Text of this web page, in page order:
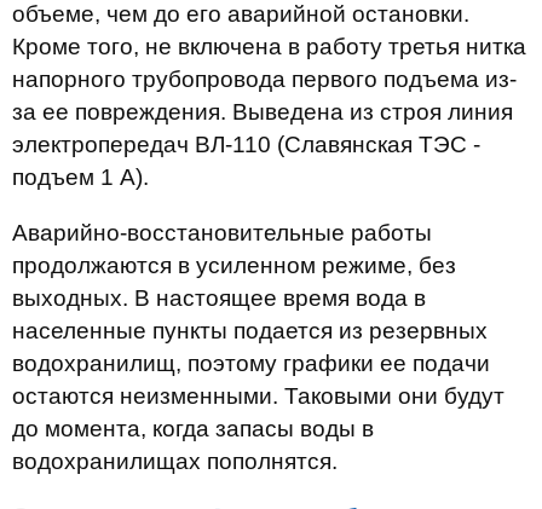
объеме, чем до его аварийной остановки.
Кроме того, не включена в работу третья нитка
напорного трубопровода первого подъема из-
за ее повреждения. Выведена из строя линия
электропередач ВЛ-110 (Славянская ТЭС -
подъем 1 А).
Аварийно-восстановительные работы
продолжаются в усиленном режиме, без
выходных. В настоящее время вода в
населенные пункты подается из резервных
водохранилищ, поэтому графики ее подачи
остаются неизменными. Таковыми они будут
до момента, когда запасы воды в
водохранилищах пополнятся.